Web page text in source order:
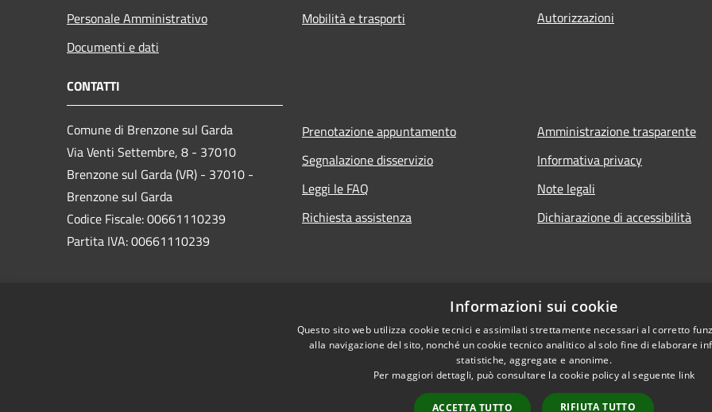
Personale Amministrativo
Documenti e dati
Mobilità e trasporti
Autorizzazioni
CONTATTI
Comune di Brenzone sul Garda
Via Venti Settembre, 8 - 37010
Brenzone sul Garda (VR) - 37010 -
Brenzone sul Garda
Codice Fiscale: 00661110239
Partita IVA: 00661110239
Prenotazione appuntamento
Segnalazione disservizio
Leggi le FAQ
Richiesta assistenza
Amministrazione trasparente
Informativa privacy
Note legali
Dichiarazione di accessibilità
Informazioni sui cookie
Questo sito web utilizza cookie tecnici e assimilati strettamente necessari al corretto
alla navigazione del sito, nonché un cookie tecnico analitico al solo fine di elaborare
statistiche, aggregate e anonime.
Per maggiori dettagli, può consultare la cookie policy al seguente link
ACCETTA TUTTO RIFIUTA TUTTO